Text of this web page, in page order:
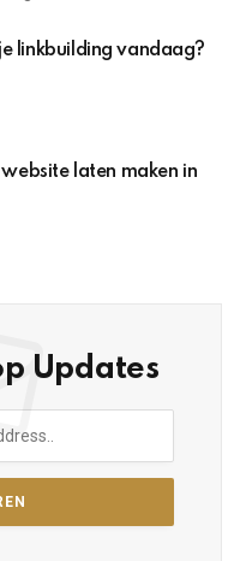
linkbuilding vandaag?
laten maken in
Updates